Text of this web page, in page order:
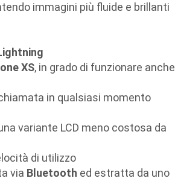
immagini più fluide e brillanti
XS, in grado di funzionare anche
in qualsiasi momento
variante LCD meno costosa da
di utilizzo
via Bluetooth ed estratta da uno